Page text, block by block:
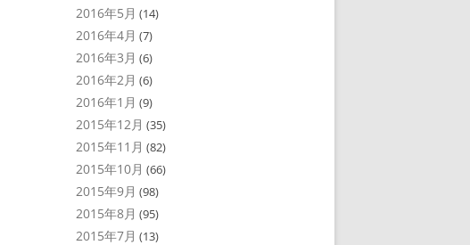
2016年5月 (14)
2016年4月 (7)
2016年3月 (6)
2016年2月 (6)
2016年1月 (9)
2015年12月 (35)
2015年11月 (82)
2015年10月 (66)
2015年9月 (98)
2015年8月 (95)
2015年7月 (13)